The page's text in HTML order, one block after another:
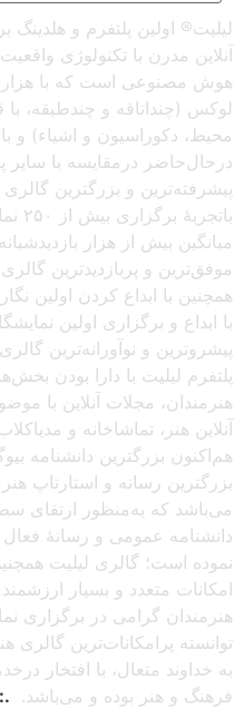
لیلیت® اولین پلتفرم و هلدینگ
آنلاین مدرن با تکنولوژی
هوش مصنوعی است که با
لوکس (چنداتاقه و چندطبقه،
محیط، دکوراسیون و اشیاء) و
درحال‌حاضر درمقایسه با سایر
پیشرفته‌ترین و بزرگترین
میانگین بیش از هزار
موفق‌ترین و پربازدیدترین
همچنین با ابداع کردن اولین
با ابداع و برگزاری اولین
پیشروترین و نوآورانه‌ترین
پلتفرم لیلیت با دارا بودن
هنرمندان، مجلات آنلاین با
آنلاین هنر، تماشاخانه و
هم‌اکنون بزرگترین دانشنامه
بزرگترین رسانه و استارتاپ
می‌باشد که به‌منظور ارتقای
دانشنامه عمومی و رسانهٔ
نموده است؛ گالری لیلیت
امکانات متعدد و بسیار
هنرمندان گرامی در برگزاری
توانسته پرامکانات‌ترین گالری
به خداوند متعال، با افتخار
فرهنگ و هنر بوده و می‌باشد.